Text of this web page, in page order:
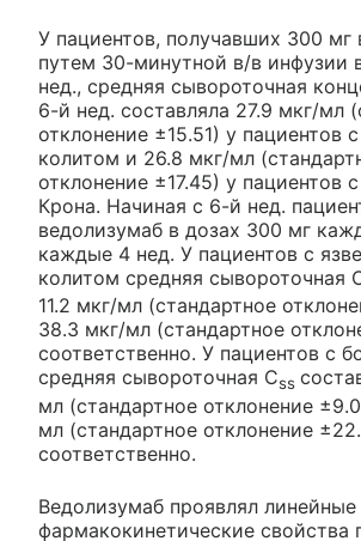
У пациентов, получавших 300 мг
путем 30-минутной в/в инфузии
нед., средняя сывороточная
6-й нед. составляла 27.9 мкг/мл
отклонение ±15.51) у пациентов
колитом и 26.8 мкг/мл
отклонение ±17.45) у пациентов
Крона. Начиная с 6-й нед.
ведолизумаб в дозах 300 мг
каждые 4 нед. У пациентов с
колитом средняя сывороточная
11.2 мкг/мл (стандартное
38.3 мкг/мл (стандартное
соответственно. У пациентов с
средняя сывороточная Css
мл (стандартное отклонение
мл (стандартное отклонение
соответственно.
Ведолизумаб проявлял линейные
фармакокинетические свойства